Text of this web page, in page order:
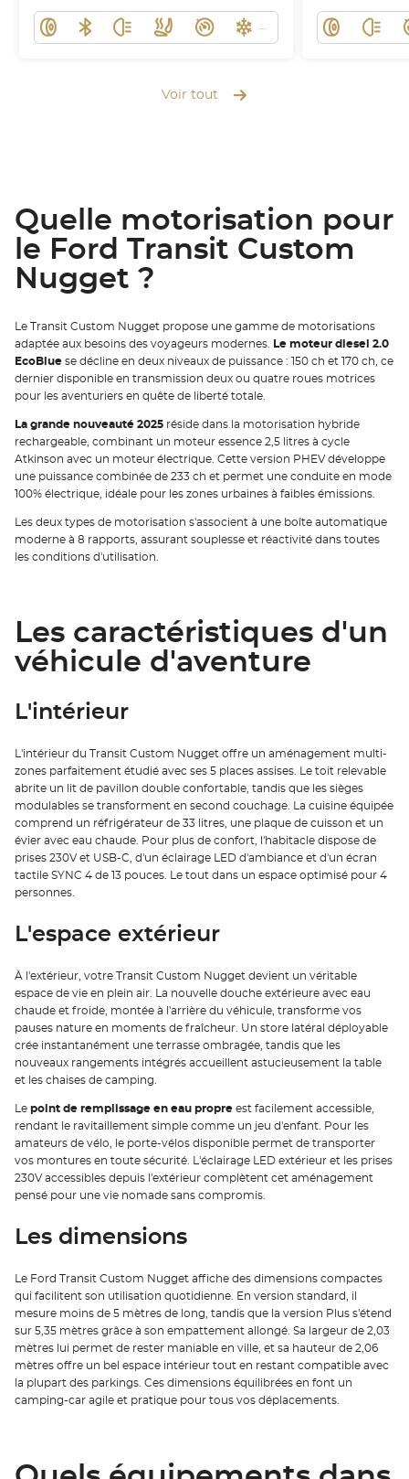
Voir tout
Quelle motorisation pour
le Ford Transit Custom
Nugget ?
Le Transit Custom Nugget propose une gamme de motorisations
adaptée aux besoins des voyageurs modernes.
Le moteur diesel 2.0
EcoBlue se décline en deux niveaux de puissance : 150 ch et 170 ch, ce
dernier disponible en transmission deux ou quatre roues motrices
pour les aventuriers en quête de liberté totale.
La grande nouveauté 2025 réside dans la motorisation hybride
rechargeable, combinant un moteur essence 2,5 litres à cycle
Atkinson avec un moteur électrique. Cette version PHEV développe
une puissance combinée de 233 ch et permet une conduite en mode
100% électrique, idéale pour les zones urbaines à faibles émissions.
Les deux types de motorisation s'associent à une boîte automatique
moderne à 8 rapports, assurant souplesse et réactivité dans toutes
les conditions d'utilisation.
Les caractéristiques d'un
véhicule d'aventure
L'intérieur
L'intérieur du Transit Custom Nugget offre un aménagement multi-
zones parfaitement étudié avec ses 5 places assises. Le toit relevable
abrite un lit de pavillon double confortable, tandis que les sièges
modulables se transforment en second couchage. La cuisine équipée
comprend un réfrigérateur de 33 litres, une plaque de cuisson et un
évier avec eau chaude. Pour plus de confort, l'habitacle dispose de
prises 230V et USB-C, d'un éclairage LED d'ambiance et d'un écran
tactile SYNC 4 de 13 pouces. Le tout dans un espace optimisé pour 4
personnes.
L'espace extérieur
À l'extérieur, votre Transit Custom Nugget devient un véritable
espace de vie en plein air. La nouvelle douche extérieure avec eau
chaude et froide, montée à l'arrière du véhicule, transforme vos
pauses nature en moments de fraîcheur. Un store latéral déployable
crée instantanément une terrasse ombragée, tandis que les
nouveaux rangements intégrés accueillent astucieusement la table
et les chaises de camping.
Le point de remplissage en eau propre est facilement accessible,
rendant le ravitaillement simple comme un jeu d'enfant. Pour les
amateurs de vélo, le porte-vélos disponible permet de transporter
vos montures en toute sécurité. L'éclairage LED extérieur et les prises
230V accessibles depuis l'extérieur complètent cet aménagement
pensé pour une vie nomade sans compromis.
Les dimensions
Le Ford Transit Custom Nugget affiche des dimensions compactes
qui facilitent son utilisation quotidienne. En version standard, il
mesure moins de 5 mètres de long, tandis que la version Plus s'étend
sur 5,35 mètres grâce à son empattement allongé. Sa largeur de 2,03
mètres lui permet de rester maniable en ville, et sa hauteur de 2,06
mètres offre un bel espace intérieur tout en restant compatible avec
la plupart des parkings. Ces dimensions équilibrées en font un
camping-car agile et pratique pour tous vos déplacements.